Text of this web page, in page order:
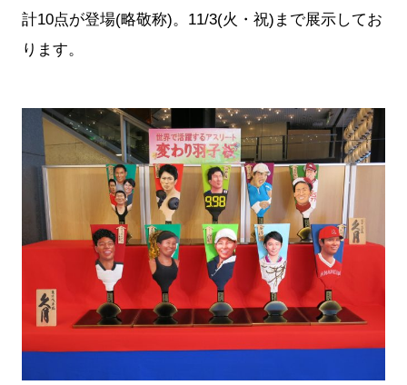
計10点が登場(略敬称)。11/3(火・祝)まで展示してお
ります。